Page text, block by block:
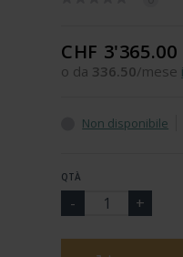
CHF 3'365.00
o da 336.50/mese
Non disponibile
QTÀ